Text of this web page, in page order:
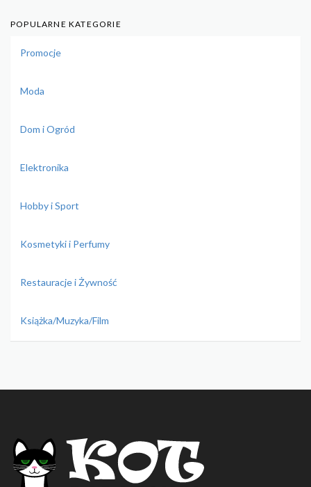
POPULARNE KATEGORIE
Promocje
Moda
Dom i Ogród
Elektronika
Hobby i Sport
Kosmetyki i Perfumy
Restauracje i Żywność
Książka/Muzyka/Film